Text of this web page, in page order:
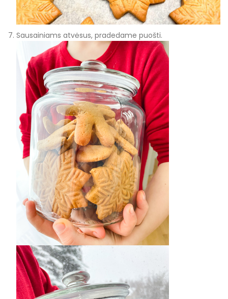
Sausainiams atvėsus, pradedame puošti.